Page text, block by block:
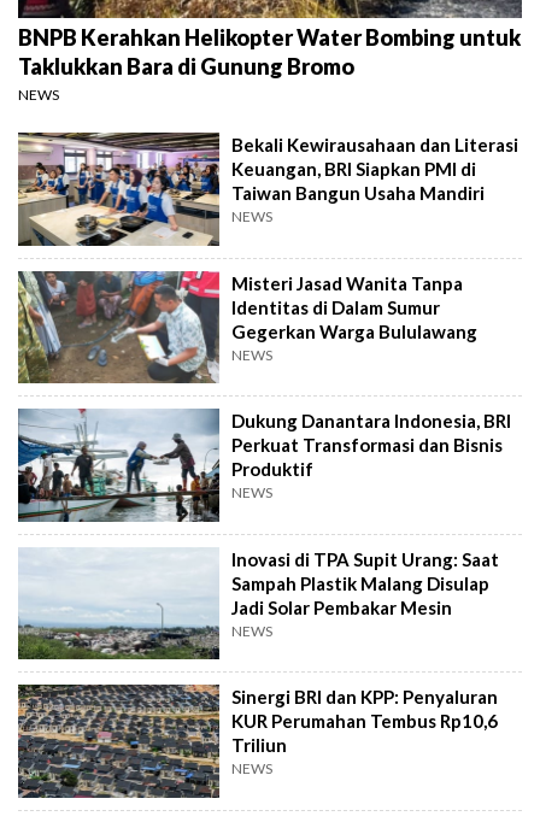
BNPB Kerahkan Helikopter Water Bombing untuk
Taklukkan Bara di Gunung Bromo
NEWS
Bekali Kewirausahaan dan Literasi
Keuangan, BRI Siapkan PMI di
Taiwan Bangun Usaha Mandiri
NEWS
Misteri Jasad Wanita Tanpa
Identitas di Dalam Sumur
Gegerkan Warga Bululawang
NEWS
Dukung Danantara Indonesia, BRI
Perkuat Transformasi dan Bisnis
Produktif
NEWS
Inovasi di TPA Supit Urang: Saat
Sampah Plastik Malang Disulap
Jadi Solar Pembakar Mesin
NEWS
Sinergi BRI dan KPP: Penyaluran
KUR Perumahan Tembus Rp10,6
Triliun
NEWS